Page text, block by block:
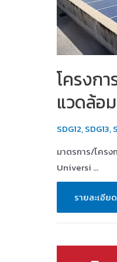
โครงก
แวดล้อม
SDG12,SDG13,
มาตรการ/โคร
Universi …
โครงการ
ด้าน
พลังงาน
และ
รายละเอีย